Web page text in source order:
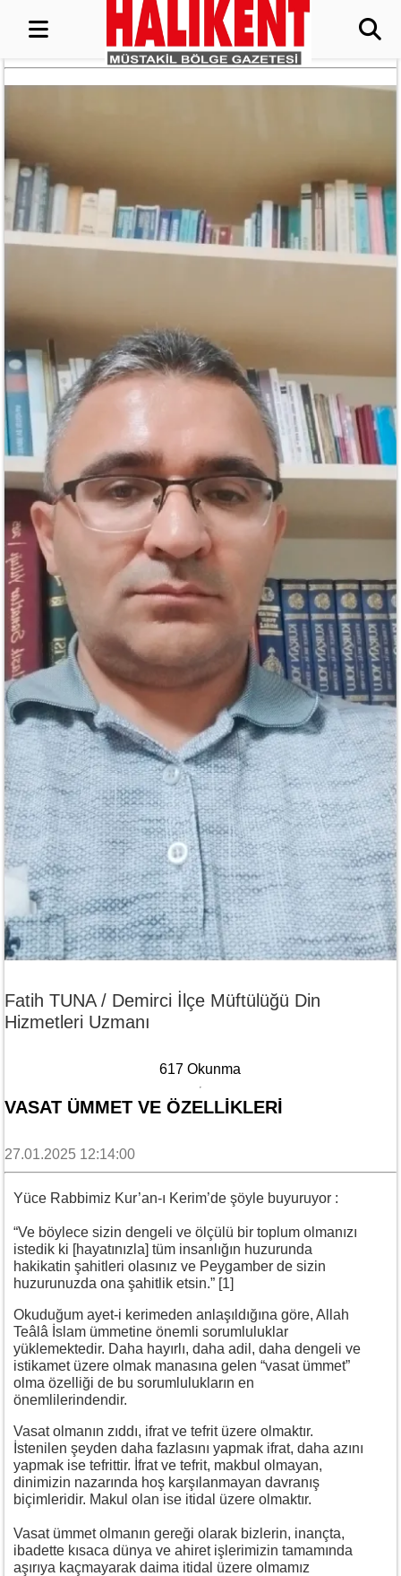
Fatih TUNA / Demirci İlçe Müftülüğü Din
Hizmetleri Uzmanı
617 Okunma
VASAT ÜMMET VE ÖZELLIKLERI
27.01.2025 12:14:00
Yüce Rabbimiz Kur’an-ı Kerim’de şöyle buyuruyor :
“Ve böylece sizin dengeli ve ölçülü bir toplum olmanızı
istedik ki [hayatınızla] tüm insanlığın huzurunda
hakikatin şahitleri olasınız ve Peygamber de sizin
huzurunuzda ona şahitlik etsin.” [1]
Okuduğum ayet-i kerimeden anlaşıldığına göre, Allah
Teâlâ İslam ümmetine önemli sorumluluklar
yüklemektedir. Daha hayırlı, daha adil, daha dengeli ve
istikamet üzere olmak manasına gelen “vasat ümmet”
olma özelliği de bu sorumlulukların en
önemlilerindendir.
Vasat olmanın zıddı, ifrat ve tefrit üzere olmaktır.
İstenilen şeyden daha fazlasını yapmak ifrat, daha azını
yapmak ise tefrittir. İfrat ve tefrit, makbul olmayan,
dinimizin nazarında hoş karşılanmayan davranış
biçimleridir. Makul olan ise itidal üzere olmaktır.
Vasat ümmet olmanın gereği olarak bizlerin, inançta,
ibadette kısaca dünya ve ahiret işlerimizin tamamında
aşırıya kaçmayarak daima itidal üzere olmamız